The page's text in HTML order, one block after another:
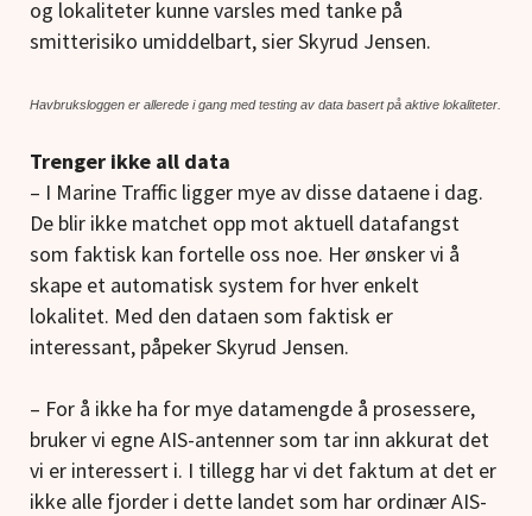
og lokaliteter kunne varsles med tanke på
smitterisiko umiddelbart, sier Skyrud Jensen.
Havbruksloggen er allerede i gang med testing av data basert på aktive lokaliteter.
Trenger ikke all data
– I Marine Traffic ligger mye av disse dataene i dag.
De blir ikke matchet opp mot aktuell datafangst
som faktisk kan fortelle oss noe. Her ønsker vi å
skape et automatisk system for hver enkelt
lokalitet. Med den dataen som faktisk er
interessant, påpeker Skyrud Jensen.
– For å ikke ha for mye datamengde å prosessere,
bruker vi egne AIS-antenner som tar inn akkurat det
vi er interessert i. I tillegg har vi det faktum at det er
ikke alle fjorder i dette landet som har ordinær AIS-